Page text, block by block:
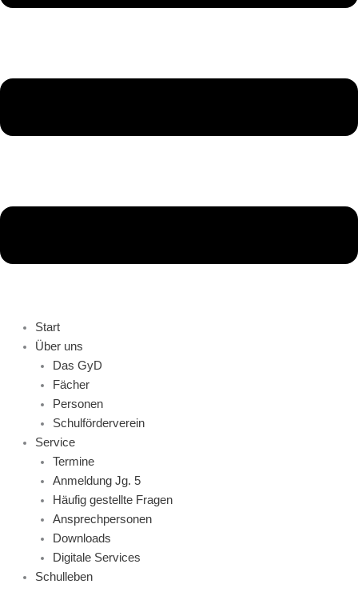
Start
Über uns
Das GyD
Fächer
Personen
Schulförderverein
Service
Termine
Anmeldung Jg. 5
Häufig gestellte Fragen
Ansprechpersonen
Downloads
Digitale Services
Schulleben